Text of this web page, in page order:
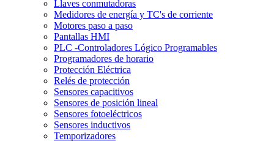
Llaves conmutadoras
Medidores de energía y TC's de corriente
Motores paso a paso
Pantallas HMI
PLC -Controladores Lógico Programables
Programadores de horario
Protección Eléctrica
Relés de protección
Sensores capacitivos
Sensores de posición lineal
Sensores fotoeléctricos
Sensores inductivos
Temporizadores